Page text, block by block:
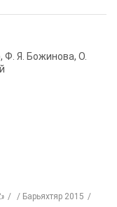
Ф. Я. Божинова, О.
Барьяхтяр 2015